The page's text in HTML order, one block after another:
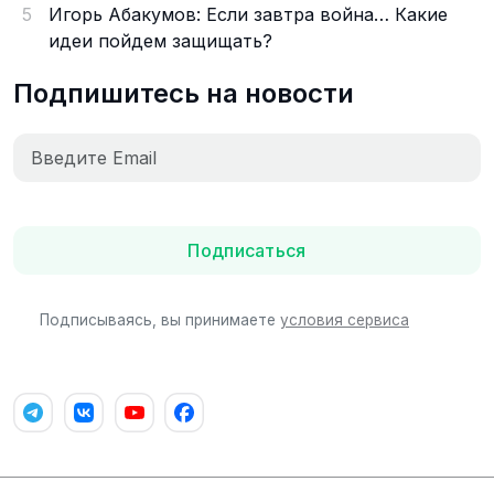
5
Игорь Абакумов: Если завтра война… Какие
идеи пойдем защищать?
Подпишитесь на новости
Подписаться
Подписываясь, вы принимаете условия сервиса